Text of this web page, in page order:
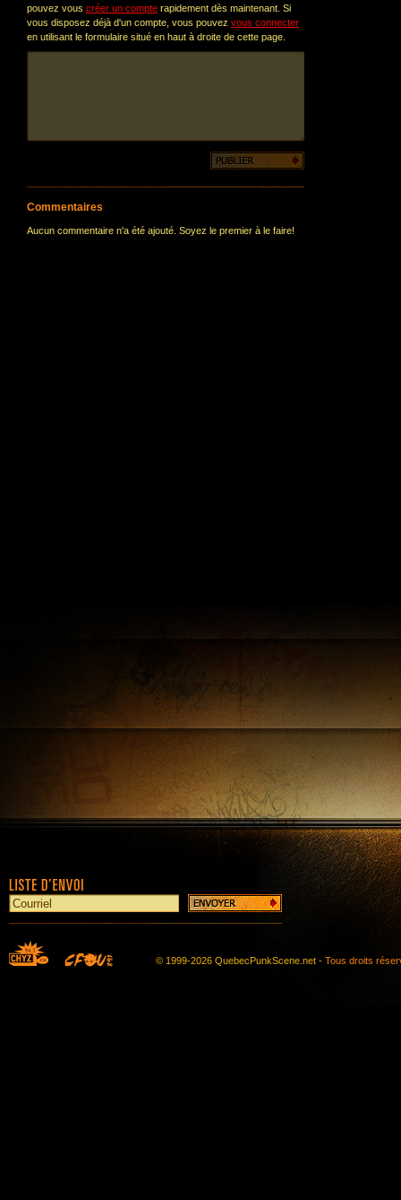
pouvez vous créer un compte rapidement dès maintenant. Si
vous disposez déjà d'un compte, vous pouvez vous connecter
en utilisant le formulaire situé en haut à droite de cette page.
Commentaires
Aucun commentaire n'a été ajouté. Soyez le premier à le faire!
© 1999-2026 QuebecPunkScene.net - Tous droits